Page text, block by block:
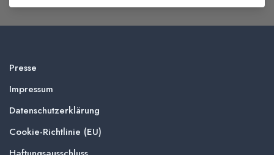
Presse
Impressum
Datenschutzerklärung
Cookie-Richtlinie (EU)